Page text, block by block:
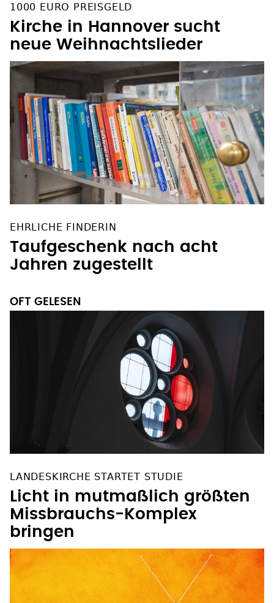
1000 EURO PREISGELD
Kirche in Hannover sucht
neue Weihnachtslieder
EHRLICHE FINDERIN
Taufgeschenk nach acht
Jahren zugestellt
OFT GELESEN
LANDESKIRCHE STARTET STUDIE
Licht in mutmaßlich größten
Missbrauchs-Komplex
bringen